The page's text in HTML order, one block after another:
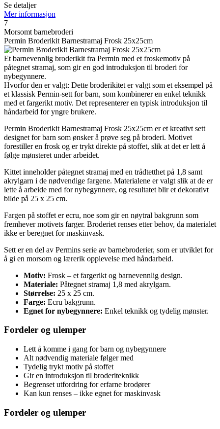
Se detaljer
Mer informasjon
7
Morsomt barnebroderi
Permin Broderikit Barnestramaj Frosk 25x25cm
Et barnevennlig broderikit fra Permin med et froskemotiv på
påtegnet stramaj, som gir en god introduksjon til broderi for
nybegynnere.
Hvorfor den er valgt: Dette broderikitet er valgt som et eksempel på
et klassisk Permin-sett for barn, som kombinerer en enkel teknikk
med et fargerikt motiv. Det representerer en typisk introduksjon til
håndarbeid for yngre brukere.
Permin Broderikit Barnestramaj Frosk 25x25cm er et kreativt sett
designet for barn som ønsker å prøve seg på broderi. Motivet
forestiller en frosk og er trykt direkte på stoffet, slik at det er lett å
følge mønsteret under arbeidet.
Kittet inneholder påtegnet stramaj med en trådtetthet på 1,8 samt
akrylgarn i de nødvendige fargene. Materialene er valgt slik at de er
lette å arbeide med for nybegynnere, og resultatet blir et dekorativt
bilde på 25 x 25 cm.
Fargen på stoffet er ecru, noe som gir en nøytral bakgrunn som
fremhever motivets farger. Broderiet renses etter behov, da materialet
ikke er beregnet for maskinvask.
Sett er en del av Permins serie av barnebroderier, som er utviklet for
å gi en morsom og lærerik opplevelse med håndarbeid.
Motiv: Frosk – et fargerikt og barnevennlig design.
Materiale: Påtegnet stramaj 1,8 med akrylgarn.
Størrelse: 25 x 25 cm.
Farge: Ecru bakgrunn.
Egnet for nybegynnere: Enkel teknikk og tydelig mønster.
Fordeler og ulemper
Lett å komme i gang for barn og nybegynnere
Alt nødvendig materiale følger med
Tydelig trykt motiv på stoffet
Gir en introduksjon til broderiteknikk
Begrenset utfordring for erfarne brodører
Kan kun renses – ikke egnet for maskinvask
Fordeler og ulemper